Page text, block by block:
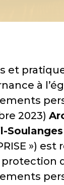
et
à
2023)
Soulanges
»)
protection